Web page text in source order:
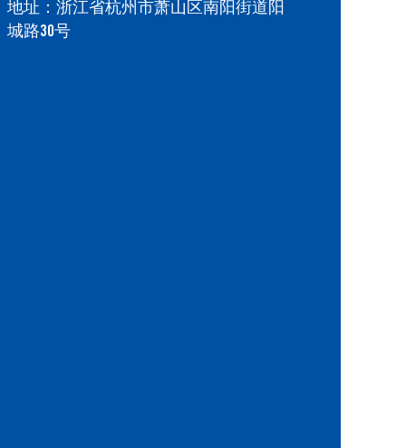
地址：浙江省杭州市萧山区南阳街道阳
城路30号